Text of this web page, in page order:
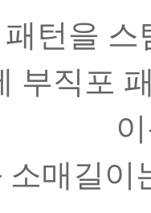
턴을
부직포
소매길